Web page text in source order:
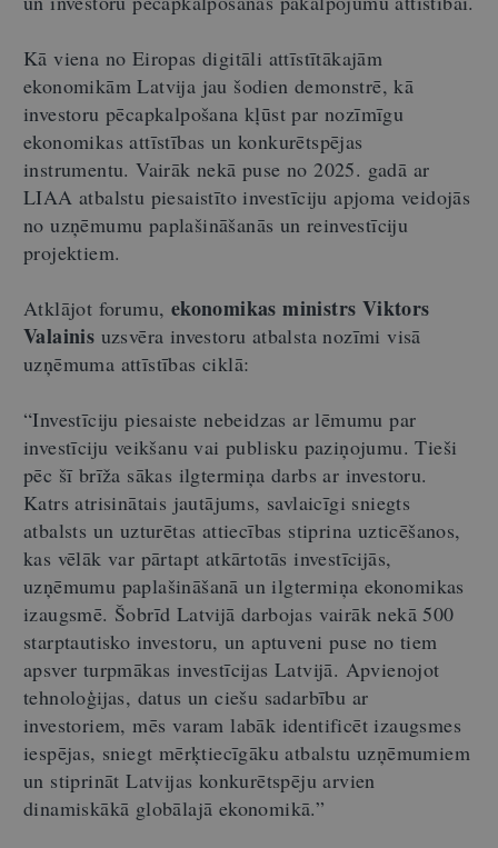
Kā viena no Eiropas digitāli attīstītākajām
ekonomikām Latvija jau šodien demonstrē, kā
investoru pēcapkalpošana kļūst par nozīmīgu
ekonomikas attīstības un konkurētspējas
instrumentu. Vairāk nekā puse no 2025. gadā ar
LIAA atbalstu piesaistīto investīciju apjoma veidojās
no uzņēmumu paplašināšanās un reinvestīciju
projektiem.
Atklājot forumu, ekonomikas ministrs Viktors
Valainis uzsvēra investoru atbalsta nozīmi visā
uzņēmuma attīstības ciklā:
“Investīciju piesaiste nebeidzas ar lēmumu par
investīciju veikšanu vai publisku paziņojumu. Tieši
pēc šī brīža sākas ilgtermiņa darbs ar investoru.
Katrs atrisinātais jautājums, savlaicīgi sniegts
atbalsts un uzturētas attiecības stiprina uzticēšanos,
kas vēlāk var pārtapt atkārtotās investīcijās,
uzņēmumu paplašināšanā un ilgtermiņa ekonomikas
izaugsmē. Šobrīd Latvijā darbojas vairāk nekā 500
starptautisko investoru, un aptuveni puse no tiem
apsver turpmākas investīcijas Latvijā. Apvienojot
tehnoloģijas, datus un ciešu sadarbību ar
investoriem, mēs varam labāk identificēt izaugsmes
iespējas, sniegt mērķtiecīgāku atbalstu uzņēmumiem
un stiprināt Latvijas konkurētspēju arvien
dinamiskākā globālajā ekonomikā.”